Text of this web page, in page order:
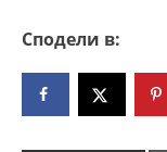
Сподели в: